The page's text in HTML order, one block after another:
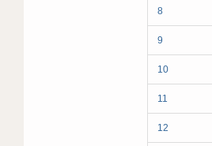
8
9
10
11
12